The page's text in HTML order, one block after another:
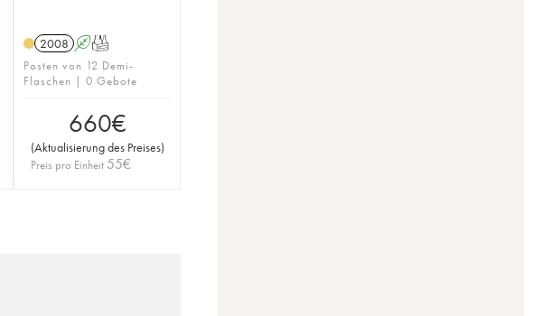
2008 AT
Posten von 12 Demi-
Flaschen | 0 Gebote
660€
(Aktualisierung des Preises)
Preis pro Einheit 55€